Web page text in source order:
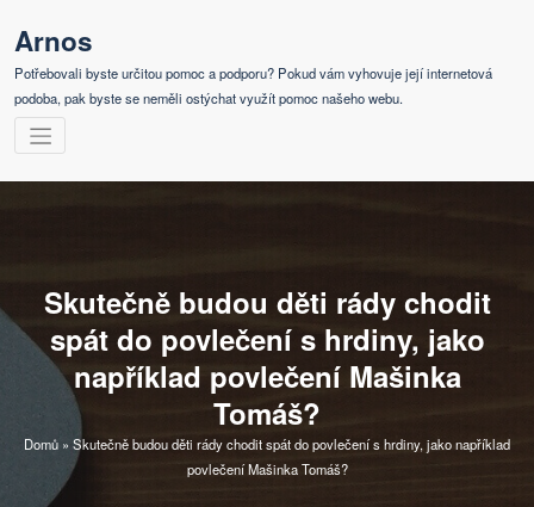
content
Arnos
Potřebovali byste určitou pomoc a podporu? Pokud vám vyhovuje její internetová
podoba, pak byste se neměli ostýchat využít pomoc našeho webu.
Skutečně budou děti rády chodit
spát do povlečení s hrdiny, jako
například povlečení Mašinka
Tomáš?
Domů » Skutečně budou děti rády chodit spát do povlečení s hrdiny, jako například
povlečení Mašinka Tomáš?